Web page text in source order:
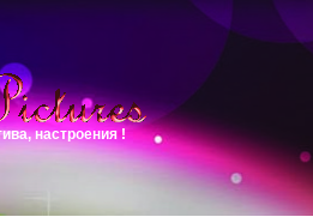
настроения !